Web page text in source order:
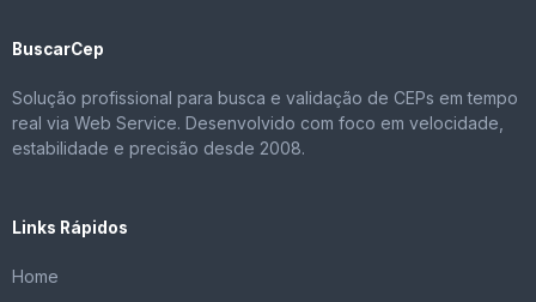
BuscarCep
Solução profissional para busca e validação de CEPs em tempo
real via Web Service. Desenvolvido com foco em velocidade,
estabilidade e precisão desde 2008.
Links Rápidos
Home